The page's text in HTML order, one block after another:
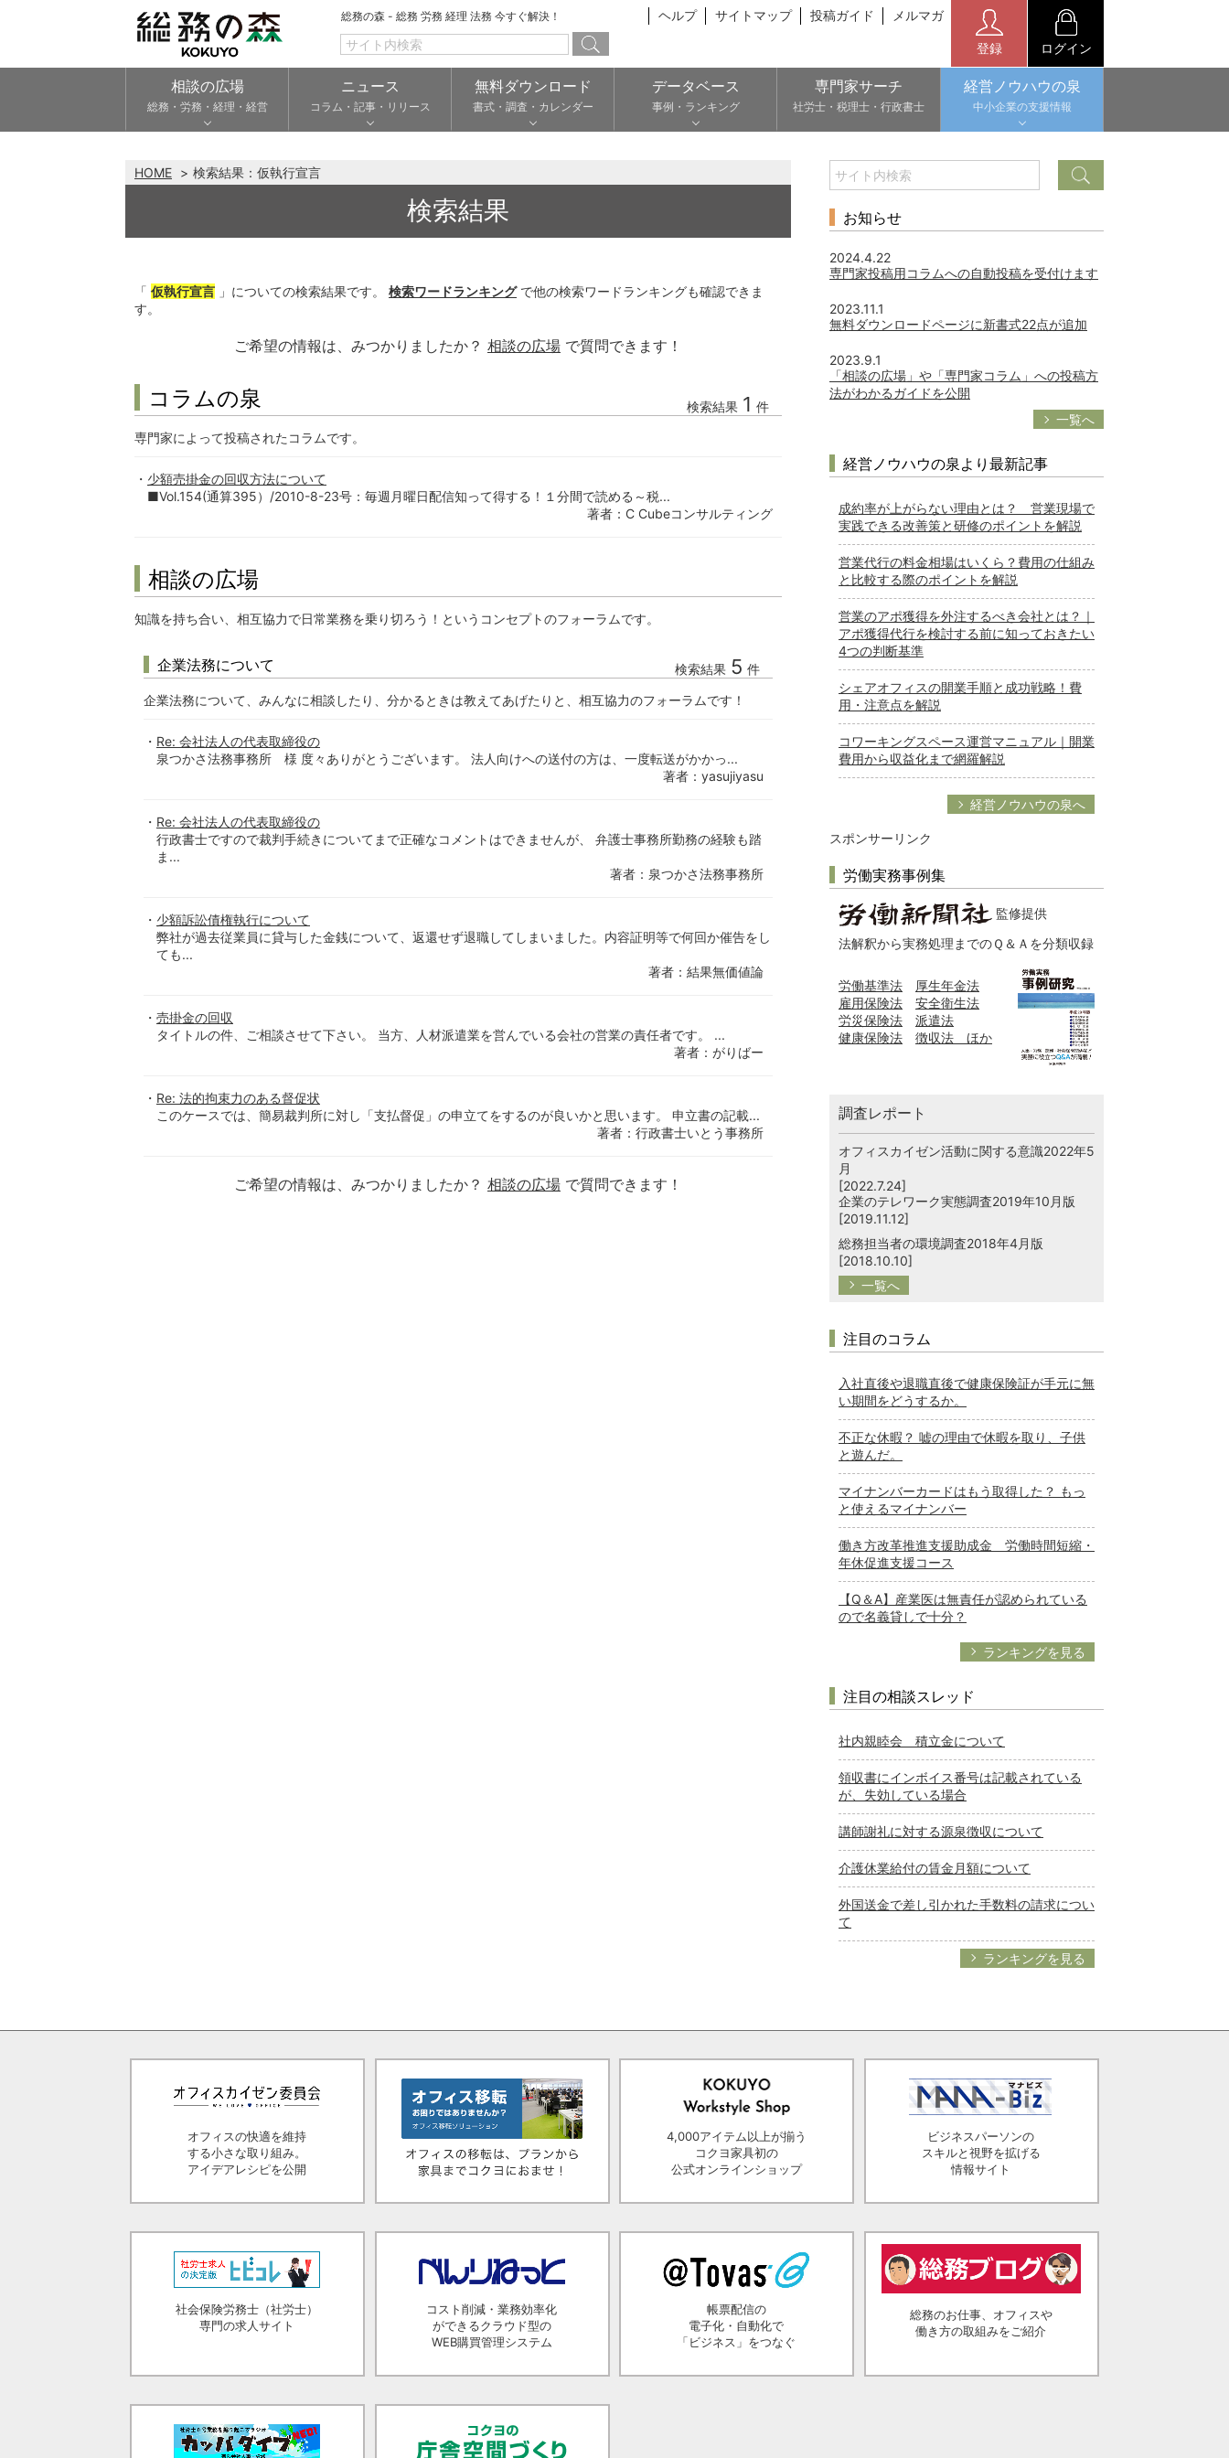
総務の森 - 総務 労務 経理 法務 今すぐ解決！ ヘルプ サイトマップ 投稿ガイド メルマガ
登録 ログイン
相談の広場
総務・労務・経理・経営
ニュース
コラム・記事・リリース
無料ダウンロード
書式・調査・カレンダー
データベース
事例・ランキング
専門家サーチ
社労士・税理士・行政書士
経営ノウハウの泉
中小企業の支援情報
HOME 検索結果： 仮執行宣言
検索結果
「 仮執行宣言 」についての検索結果です。 検索ワードランキングで他の検索ワードランキングも確認できま
す。
ご希望の情報は、みつかりましたか？ 相談の広場 で質問できます！
コラムの泉 検索結果 1 件
専門家によって投稿されたコラムです。
少額売掛金の回収方法について
■Vol.154(通算395）/2010-8-23号：毎週月曜日配信知って得する！１分間で読める～税...
著者：C Cubeコンサルティング
相談の広場
知識を持ち合い、相互協力で日常業務を乗り切ろう！というコンセプトのフォーラムです。
企業法務について 検索結果 5 件
企業法務について、みんなに相談したり、分かるときは教えてあげたりと、相互協力のフォーラムです！
Re: 会社法人の代表取締役の
泉つかさ法務事務所 様 度々ありがとうございます。 法人向けへの送付の方は、一度転送がかかっ...
著者：yasujiyasu
Re: 会社法人の代表取締役の
行政書士ですので裁判手続きについてまで正確なコメントはできませんが、 弁護士事務所勤務の経験も踏
ま...
著者：泉つかさ法務事務所
少額訴訟債権執行について
弊社が過去従業員に貸与した金銭について、返還せず退職してしまいました。内容証明等で何回か催告をし
ても...
著者：結果無価値論
売掛金の回収
タイトルの件、ご相談させて下さい。 当方、人材派遣業を営んでいる会社の営業の責任者です。 ...
著者：がりばー
Re: 法的拘束力のある督促状
このケースでは、簡易裁判所に対し「支払督促」の申立てをするのが良いかと思います。 申立書の記載...
著者：行政書士いとう事務所
ご希望の情報は、みつかりましたか？ 相談の広場 で質問できます！
お知らせ
2024.4.22
専門家投稿用コラムへの自動投稿を受付けます
2023.11.1
無料ダウンロードページに新書式22点が追加
2023.9.1
「相談の広場」や「専門家コラム」への投稿方
法がわかるガイドを公開
一覧へ
経営ノウハウの泉より最新記事
成約率が上がらない理由とは？ 営業現場で
実践できる改善策と研修のポイントを解説
営業代行の料金相場はいくら？費用の仕組み
と比較する際のポイントを解説
営業のアポ獲得を外注するべき会社とは？｜
アポ獲得代行を検討する前に知っておきたい
4つの判断基準
シェアオフィスの開業手順と成功戦略！費
用・注意点を解説
コワーキングスペース運営マニュアル｜開業
費用から収益化まで網羅解説
経営ノウハウの泉へ
スポンサーリンク
労働実務事例集
監修提供
法解釈から実務処理までのＱ＆Ａを分類収録
労働基準法
厚生年金法
雇用保険法
安全衛生法
労災保険法
派遣法
健康保険法
徴収法 ほか
調査レポート
オフィスカイゼン活動に関する意識2022年5
月
[2022.7.24]
企業のテレワーク実態調査2019年10月版
[2019.11.12]
総務担当者の環境調査2018年4月版
[2018.10.10]
一覧へ
注目のコラム
入社直後や退職直後で健康保険証が手元に無
い期間をどうするか。
不正な休暇？ 嘘の理由で休暇を取り、子供
と遊んだ。
マイナンバーカードはもう取得した？ もっ
と使えるマイナンバー
働き方改革推進支援助成金 労働時間短縮・
年休促進支援コース
【Q＆A】産業医は無責任が認められている
ので名義貸しで十分？
ランキングを見る
注目の相談スレッド
社内親睦会 積立金について
領収書にインボイス番号は記載されている
が、失効している場合
講師謝礼に対する源泉徴収について
介護休業給付の賃金月額について
外国送金で差し引かれた手数料の請求につい
て
ランキングを見る
オフィスの快適を維持
する小さな取り組み。
アイデアレシピを公開
4,000アイテム以上が揃う
コクヨ家具初の
公式オンラインショップ
ビジネスパーソンの
スキルと視野を拡げる
情報サイト
社会保険労務士（社労士）
専門の求人サイト
コスト削減・業務効率化
ができるクラウド型の
WEB購買管理システム
帳票配信の
電子化・自動化で
「ビジネス」をつなぐ
総務のお仕事、オフィスや
働き方の取組みをご紹介